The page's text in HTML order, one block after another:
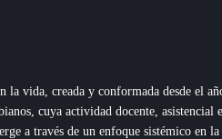
la vida, creada y conformada desde el
cuya actividad docente, asistencial e
a través de un enfoque sistémico en la